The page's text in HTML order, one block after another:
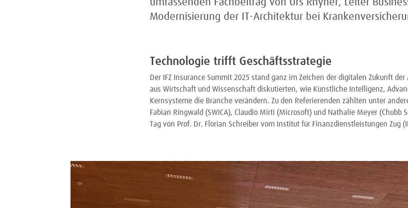
umfassenden Fachbeitrag von Urs Rhyner, Leiter
Modernisierung der IT-Architektur bei
Technologie trifft Geschäftsstrategie
Der IFZ Insurance Summit 2025 stand ganz im Zeichen der digitalen Zukunft der
aus Wirtschaft und Wissenschaft diskutierten, wie Künstliche Intelligenz,
Kernsysteme die Branche verändern. Zu den Referierenden zählten unter
Fabian Ringwald (SWICA), Claudio Mirti (Microsoft) und Nathalie Meyer (Chubb
Tag von Prof. Dr. Florian Schreiber vom Institut für Finanzdienstleistungen Zug